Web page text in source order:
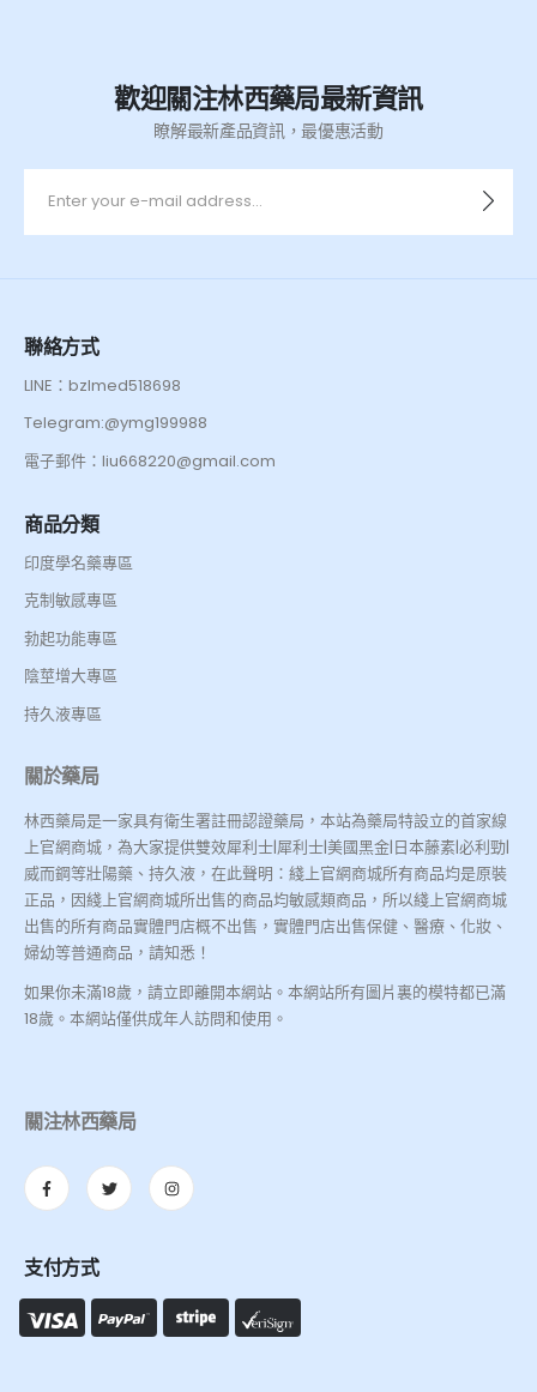
歡迎關注林西藥局最新資訊
瞭解最新產品資訊，最優惠活動
聯絡方式
LINE：bzlmed518698
Telegram:@ymg199988
電子郵件：liu668220@gmail.com
商品分類
印度學名藥專區
克制敏感專區
勃起功能專區
陰莖增大專區
持久液專區
關於藥局
林西藥局是一家具有衛生署註冊認證藥局，本站為藥局特設立的首家線
上官網商城，為大家提供雙效犀利士|犀利士|美國黑金|日本藤素|必利勁|
威而鋼等壯陽藥、持久液，在此聲明：綫上官網商城所有商品均是原裝
正品，因綫上官網商城所出售的商品均敏感類商品，所以綫上官網商城
出售的所有商品實體門店概不出售，實體門店出售保健、醫療、化妝、
婦幼等普通商品，請知悉！
如果你未滿18歲，請立即離開本網站。本網站所有圖片裏的模特都已滿
18歲。本網站僅供成年人訪問和使用。
關注林西藥局
支付方式